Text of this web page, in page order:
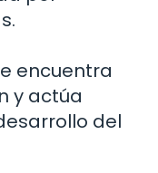
encuentra
y actúa
del